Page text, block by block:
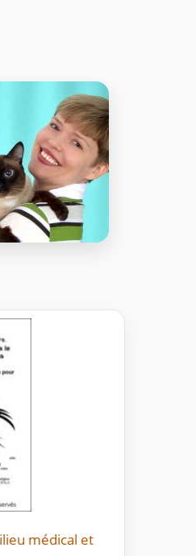
médical et